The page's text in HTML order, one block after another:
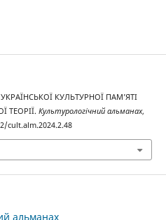
КУЛЬТУРНОЇ ПАМ’ЯТІ
ТЕОРІЇ. Культурологічний альманах,
cult.alm.2024.2.48
альманах